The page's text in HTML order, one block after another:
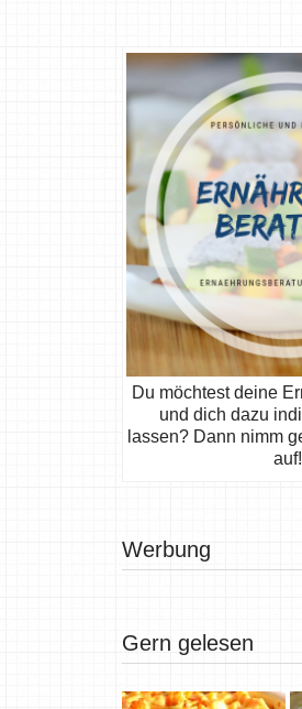
Du möchtest deine
und dich dazu
lassen? Dann nimm
auf!
Werbung
Gern gelesen